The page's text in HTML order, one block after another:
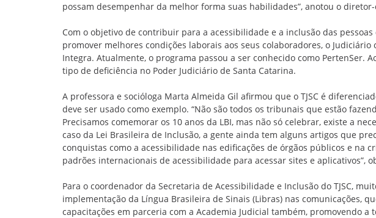
possam desempenhar da melhor forma suas habilidades”, anotou o
Com o objetivo de contribuir para a acessibilidade e a inclusão das pessoas
promover melhores condições laborais aos seus colaboradores, o
Integra. Atualmente, o programa passou a ser conhecido como PertenSer.
tipo de deficiência no Poder Judiciário de Santa Catarina.
A professora e socióloga Marta Almeida Gil afirmou que o TJSC é
deve ser usado como exemplo. “Não são todos os tribunais que estão
Precisamos comemorar os 10 anos da LBI, mas não só celebrar, existe a
caso da Lei Brasileira de Inclusão, a gente ainda tem alguns artigos que
conquistas como a acessibilidade nas edificações de órgãos públicos e na
padrões internacionais de acessibilidade para acessar sites e aplicativos”,
Para o coordenador da Secretaria de Acessibilidade e Inclusão do TJSC,
implementação da Língua Brasileira de Sinais (Libras) nas comunicações,
capacitações em parceria com a Academia Judicial também, promovendo